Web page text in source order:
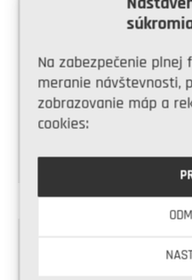
Na zabezpečenie plnej
meranie návštevnosti,
zobrazovanie máp a
cookies:
ODPORÚČANÉ